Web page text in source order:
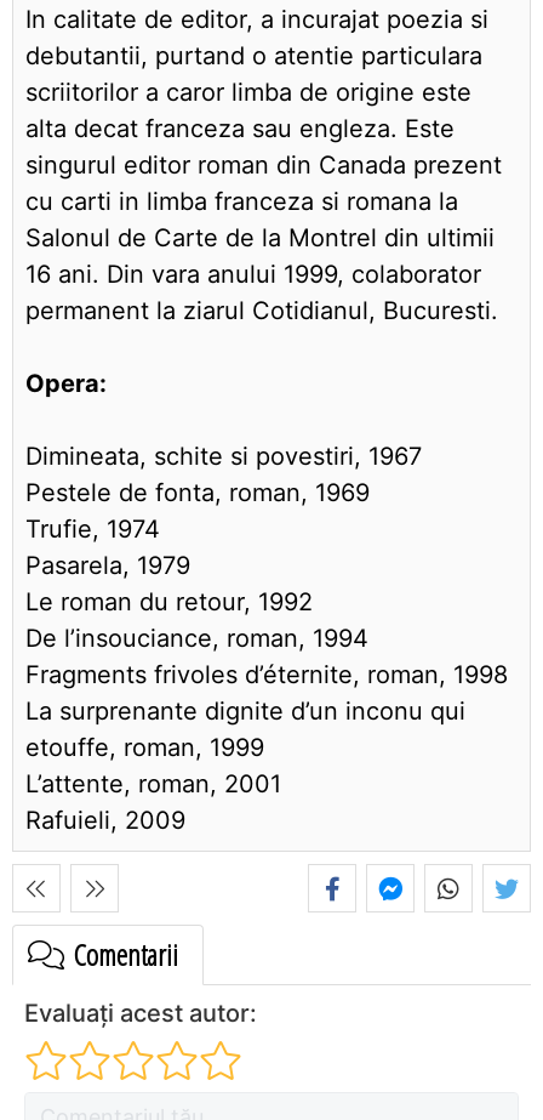
In calitate de editor, a incurajat poezia si
debutantii, purtand o atentie particulara
scriitorilor a caror limba de origine este
alta decat franceza sau engleza. Este
singurul editor roman din Canada prezent
cu carti in limba franceza si romana la
Salonul de Carte de la Montrel din ultimii
16 ani. Din vara anului 1999, colaborator
permanent la ziarul Cotidianul, Bucuresti.
Opera:
Dimineata, schite si povestiri, 1967
Pestele de fonta, roman, 1969
Trufie, 1974
Pasarela, 1979
Le roman du retour, 1992
De l’insouciance, roman, 1994
Fragments frivoles d’éternite, roman, 1998
La surprenante dignite d’un inconu qui
etouffe, roman, 1999
L’attente, roman, 2001
Rafuieli, 2009
Comentarii
Evaluați acest autor: